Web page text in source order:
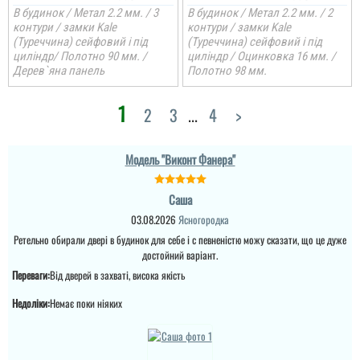
МДФ коричневого
кольору, що ідеально
підійшов до кольору
вікон і даху. Тепло- та
хорошому рівні.
задоволені....
Шукав надійні добротні
красиві вхідні двері
оголошенню, замовив,
через деякий час двері
сподобалось .заказав
,поставили все добре я
В будинок / Метал 2.2 мм. / 3
контури / замки Kale
(Туреччина) сейфовий і під
циліндр/ Полотно 90 мм. /
Дерев`яна панель
В будинок / Метал 2.2 мм. / 2
контури / замки Kale
(Туреччина) сейфовий і під
циліндр / Оцинковка 16 мм. /
Полотно 98 мм.
1 2 3 ... 4 >
Модель "Виконт Фанера"
Саша
03.08.2026 Ясногородка
Ретельно обирали двері в будинок для себе і с певненістю можу сказати, що це дуже
достойний варіант.
Переваги:Від дверей в захваті, висока якість
Недоліки:Немає поки ніяких